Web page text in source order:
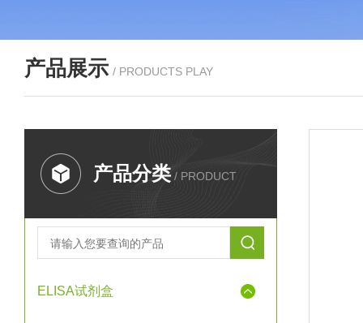
产品展示 / PRODUCTS PLAY
产品分类 / PRODUCT
ELISA试剂盒